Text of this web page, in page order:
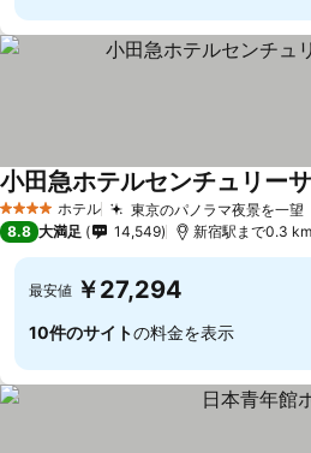
4 ホテルのランク
ホテル 東京のパノラマ夜景を一望
小田急ホテルセンチュリー
8.8 大満足 14,549 新宿駅まで0.3 km
最安値 ￥27,294
10件のサイトの料金を表示